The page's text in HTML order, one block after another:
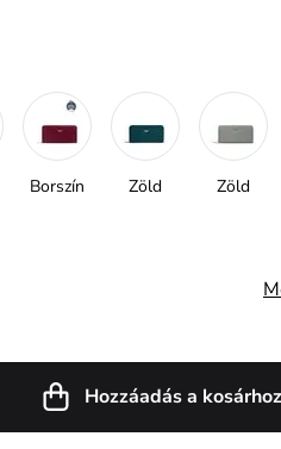
Borszín Zöld Zöld
Hozzáadás a kosárhoz